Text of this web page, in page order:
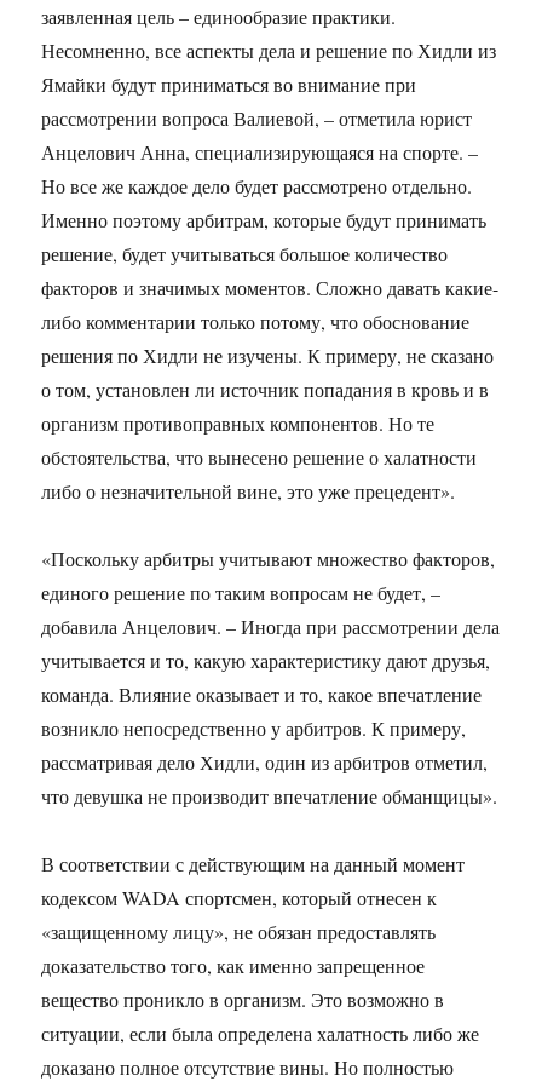
заявленная цель – единообразие практики.
Несомненно, все аспекты дела и решение по Хидли из
Ямайки будут приниматься во внимание при
рассмотрении вопроса Валиевой, – отметила юрист
Анцелович Анна, специализирующаяся на спорте. –
Но все же каждое дело будет рассмотрено отдельно.
Именно поэтому арбитрам, которые будут принимать
решение, будет учитываться большое количество
факторов и значимых моментов. Сложно давать какие-
либо комментарии только потому, что обоснование
решения по Хидли не изучены. К примеру, не сказано
о том, установлен ли источник попадания в кровь и в
организм противоправных компонентов. Но те
обстоятельства, что вынесено решение о халатности
либо о незначительной вине, это уже прецедент».
«Поскольку арбитры учитывают множество факторов,
единого решение по таким вопросам не будет, –
добавила Анцелович. – Иногда при рассмотрении дела
учитывается и то, какую характеристику дают друзья,
команда. Влияние оказывает и то, какое впечатление
возникло непосредственно у арбитров. К примеру,
рассматривая дело Хидли, один из арбитров отметил,
что девушка не производит впечатление обманщицы».
В соответствии с действующим на данный момент
кодексом WADA спортсмен, который отнесен к
«защищенному лицу», не обязан предоставлять
доказательство того, как именно запрещенное
вещество проникло в организм. Это возможно в
ситуации, если была определена халатность либо же
доказано полное отсутствие вины. Но полностью